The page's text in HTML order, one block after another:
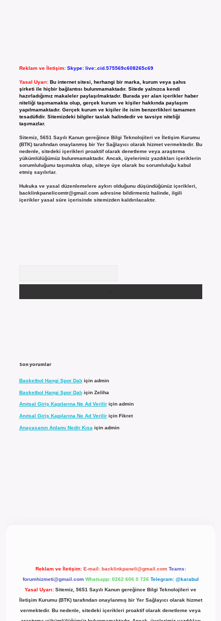
Reklam ve İletişim: Skype: live:.cid.575569c608265c69
Yasal Uyarı: Bu internet sitesi, herhangi bir marka, kurum veya şahıs
şirketi ile hiçbir bağlantısı bulunmamaktadır. Sitede yalnızca kendi
hazırladığımız makaleler paylaşılmaktadır. Burada yer alan içerikler haber
niteliği taşımamakta olup, gerçek kurum ve kişiler hakkında paylaşım
yapılmamaktadır. Gerçek kurum ve kişiler ile isim benzerlikleri tamamen
tesadüfidir. Sitemizdeki bilgiler taslak halindedir ve tavsiye niteliği
taşımazlar.
Sitemiz, 5651 Sayılı Kanun gereğince Bilgi Teknolojileri ve İletişim Kurumu
(BTK) tarafından onaylanmış bir Yer Sağlayıcı olarak hizmet vermektedir. Bu
nedenle, sitedeki içerikleri proaktif olarak denetleme veya araştırma
yükümlülüğümüz bulunmamaktadır. Ancak, üyelerimiz yazdıkları içeriklerin
sorumluluğunu taşımakta olup, siteye üye olarak bu sorumluluğu kabul
etmiş sayılırlar.
Hukuka ve yasal düzenlemelere aykırı olduğunu düşündüğünüz içerikleri,
backlinkpanelicomtr@gmail.comadresine bildirmeniz halinde, ilgili
içerikler yasal süre içerisinde sitemizden kaldırılacaktır.
Son yorumlar
Basketbol Hangi Spor Dalı için admin
Basketbol Hangi Spor Dalı için Zeliha
Anıtsal Giriş Kapılarına Ne Ad Veriliriçin admin
Anıtsal Giriş Kapılarına Ne Ad Veriliriçin Fikret
Anayasanın Anlamı Nedir Kısa için admin
Reklam ve İletişim: E-mail: backlinkpaneli@gmail.com Teams:
forumhizmeti@gmail.com Whatsapp: 0262 606 0 726 Telegram: @karabul
Yasal Uyarı: Sitemiz, 5651 Sayılı Kanun gereğince Bilgi Teknolojileri ve
İletişim Kurumu (BTK) tarafından onaylanmış bir Yer Sağlayıcı olarak hizmet
vermektedir. Bu nedenle, sitedeki içerikleri proaktif olarak denetleme veya